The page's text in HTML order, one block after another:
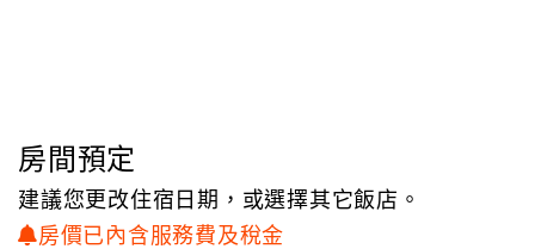
管
房間預定
建議您更改住宿日期，或選擇其它飯店。
房價已內含服務費及稅金